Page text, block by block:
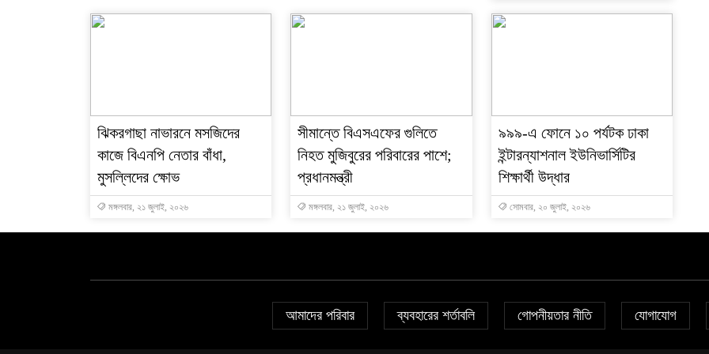
ঝিকরগাছা নাভারনে মসজিদের
কাজে বিএনপি নেতার বাঁধা,
মুসল্লিদের ক্ষোভ
মঙ্গলবার, ২১ জুলাই, ২০২৬
সীমান্তে বিএসএফের গুলিতে
নিহত মুজিবুরের পরিবারের পাশে;
প্রধানমন্ত্রী
মঙ্গলবার, ২১ জুলাই, ২০২৬
৯৯৯-এ ফোনে ১০ পর্যটক ঢাকা
ইন্টারন্যাশনাল ইউনিভার্সিটির
শিক্ষার্থী উদ্ধার
সোমবার, ২০ জুলাই, ২০২৬
আমাদের পরিবার ব্যবহারের শর্তাবলি গোপনীয়তার নীতি যোগাযোগ